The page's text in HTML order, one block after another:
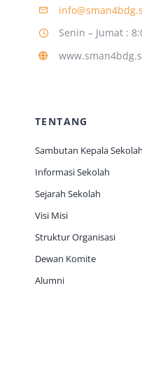
Jurnal
kontak
Siswa
Data Siswa
staf Sekolah
Senin – Jumat :
TENTANG
Sambutan Kepala Sekolah
Informasi Sekolah
Sejarah Sekolah
Visi Misi
Struktur Organisasi
Dewan Komite
Alumni